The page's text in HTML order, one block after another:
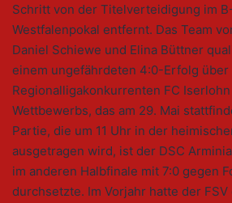
Schritt von der Titelverteidigung im
Westfalenpokal entfernt. Das Team
Daniel Schiewe und Elina Büttner
einem ungefährdeten 4:0-Erfolg über
Regionalligakonkurrenten FC
Wettbewerbs, das am 29. Mai
Partie, die um 11 Uhr in der
ausgetragen wird, ist der DSC
im anderen Halbfinale mit 7:0 gegen
durchsetzte. Im Vorjahr hatte der